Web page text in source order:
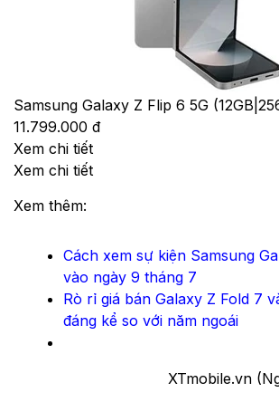
Samsung Galaxy Z Flip 6 5G
11.799.000 đ
Xem chi tiết
Xem chi tiết
Xem thêm:
Cách xem sự kiện Samsung
vào ngày 9 tháng 7
Rò rỉ giá bán Galaxy Z Fold 7
đáng kể so với năm ngoái
XTmobile.vn